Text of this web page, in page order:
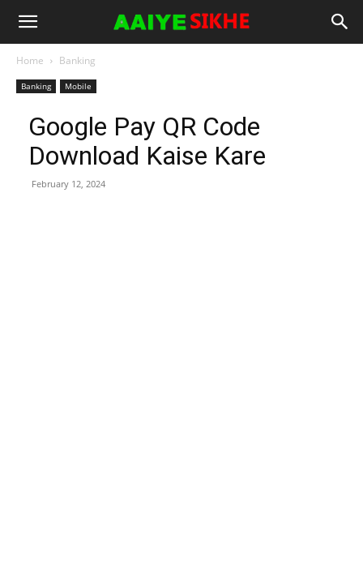
Home Banking
Banking Mobile
Google Pay QR Code
Download Kaise Kare
February 12, 2024